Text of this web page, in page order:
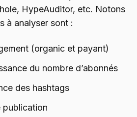
HypeAuditor, etc. Notons
à analyser sont :
(organic et payant)
du nombre d’abonnés
des hashtags
publication